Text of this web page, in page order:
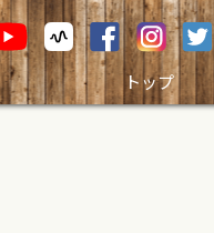
トップ